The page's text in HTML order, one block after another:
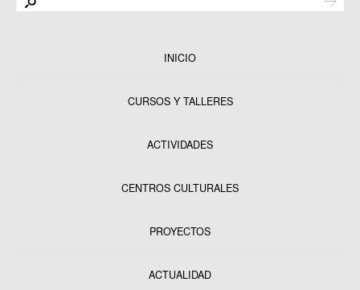
INICIO
CURSOS Y TALLERES
ACTIVIDADES
CENTROS CULTURALES
PROYECTOS
ACTUALIDAD